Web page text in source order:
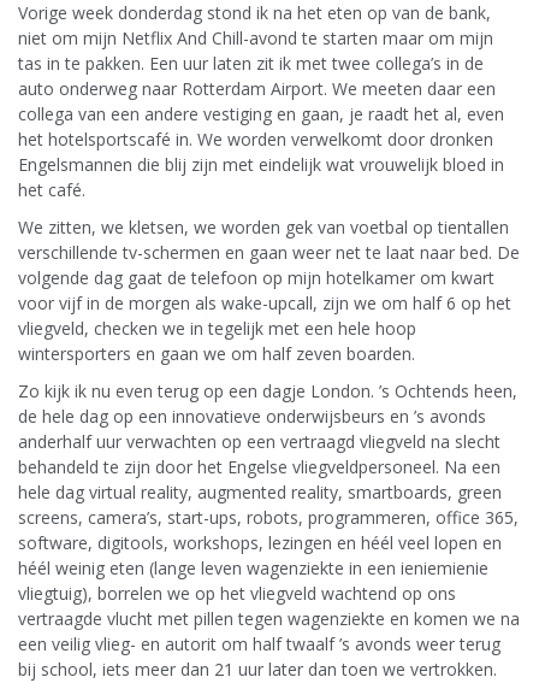
Vorige week donderdag stond ik na het eten op van de bank,
niet om mijn Netflix And Chill-avond te starten maar om mijn
tas in te pakken. Een uur laten zit ik met twee collega’s in de
auto onderweg naar Rotterdam Airport. We meeten daar een
collega van een andere vestiging en gaan, je raadt het al, even
het hotelsportscafé in. We worden verwelkomt door dronken
Engelsmannen die blij zijn met eindelijk wat vrouwelijk bloed in
het café.
We zitten, we kletsen, we worden gek van voetbal op tientallen
verschillende tv-schermen en gaan weer net te laat naar bed. De
volgende dag gaat de telefoon op mijn hotelkamer om kwart
voor vijf in de morgen als wake-upcall, zijn we om half 6 op het
vliegveld, checken we in tegelijk met een hele hoop
wintersporters en gaan we om half zeven boarden.
Zo kijk ik nu even terug op een dagje London. ’s Ochtends heen,
de hele dag op een innovatieve onderwijsbeurs en ’s avonds
anderhalf uur verwachten op een vertraagd vliegveld na slecht
behandeld te zijn door het Engelse vliegveldpersoneel. Na een
hele dag virtual reality, augmented reality, smartboards, green
screens, camera’s, start-ups, robots, programmeren, office 365,
software, digitools, workshops, lezingen en héél veel lopen en
héél weinig eten (lange leven wagenziekte in een ieniemienie
vliegtuig), borrelen we op het vliegveld wachtend op ons
vertraagde vlucht met pillen tegen wagenziekte en komen we na
een veilig vlieg- en autorit om half twaalf ’s avonds weer terug
bij school, iets meer dan 21 uur later dan toen we vertrokken.